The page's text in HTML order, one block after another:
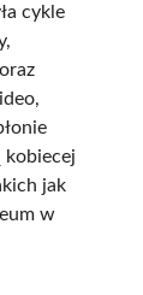
cykle
kobiecej
jak
w